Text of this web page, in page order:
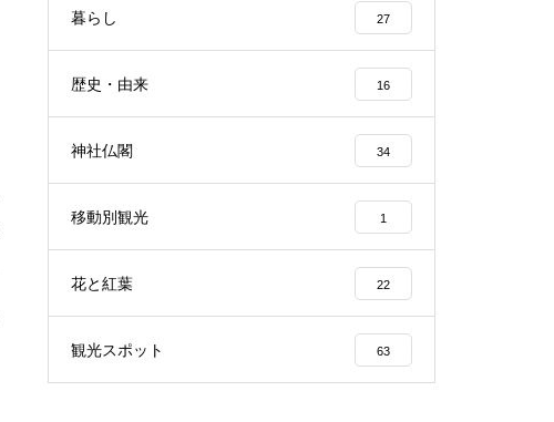
暮らし 27
歴史・由来 16
神社仏閣 34
移動別観光 1
花と紅葉 22
観光スポット 63